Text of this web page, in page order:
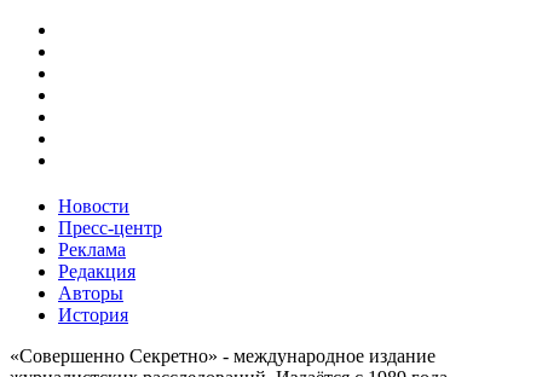
Новости
Пресс-центр
Реклама
Редакция
Авторы
История
«Совершенно Секретно» - международное издание